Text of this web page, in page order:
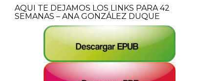
AQUI TE DEJAMOS LOS LINKS PARA 42
SEMANAS – ANA GONZÁLEZ DUQUE